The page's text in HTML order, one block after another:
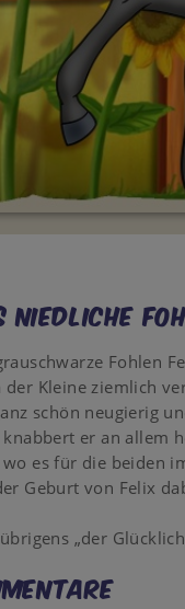
niedliche
Fohlen
Kleine ziemlich
schön neugierig
er an allem
es für die beiden
Geburt von Felix
„der